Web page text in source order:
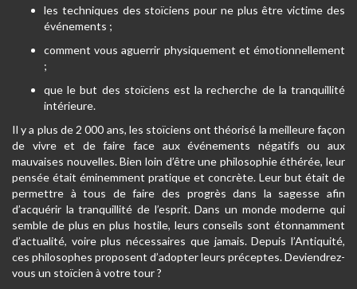
les techniques des stoïciens pour ne plus être victime des
événements ;
comment vous aguerrir physiquement et émotionnellement
;
que le but des stoïciens est la recherche de la tranquillité
intérieure.
Il y a plus de 2 000 ans, les stoïciens ont théorisé la meilleure façon
de vivre et de faire face aux événements négatifs ou aux
mauvaises nouvelles. Bien loin d’être une philosophie éthérée, leur
pensée était éminemment pratique et concrète. Leur but était de
permettre à tous de faire des progrès dans la sagesse afin
d’acquérir la tranquillité de l’esprit. Dans un monde moderne qui
semble de plus en plus hostile, leurs conseils sont étonnamment
d’actualité, voire plus nécessaires que jamais. Depuis l’Antiquité,
ces philosophes proposent d’adopter leurs préceptes. Deviendrez-
vous un stoïcien à votre tour ?